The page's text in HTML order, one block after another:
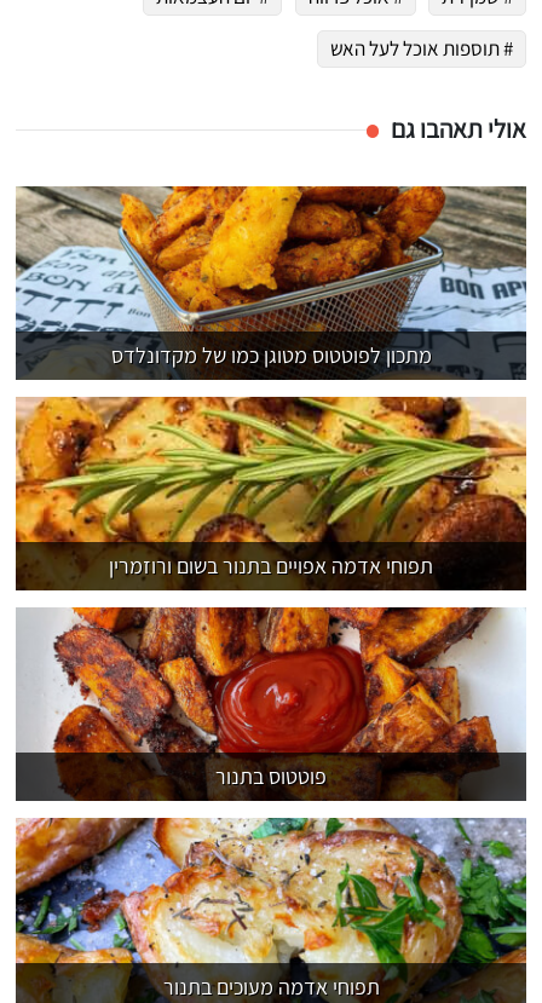
# תוספות אוכל לעל האש
אולי תאהבו גם
מתכון לפוטטוס מטוגן כמו של מקדונלדס
תפוחי אדמה אפויים בתנור בשום ורוזמרין
פוטטוס בתנור
תפוחי אדמה מעוכים בתנור